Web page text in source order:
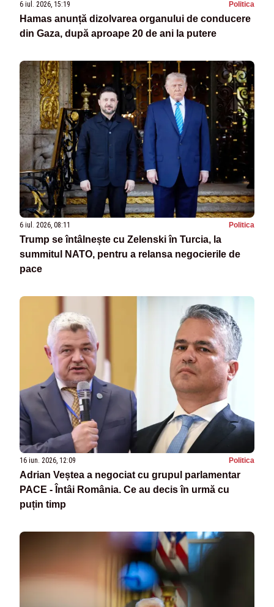
6 iul. 2026, 15:19 Politica
Hamas anunță dizolvarea organului de conducere
din Gaza, după aproape 20 de ani la putere
6 iul. 2026, 08:11 Politica
Trump se întâlnește cu Zelenski în Turcia, la
summitul NATO, pentru a relansa negocierile de
pace
16 iun. 2026, 12:09 Politica
Adrian Veștea a negociat cu grupul parlamentar
PACE - Întâi România. Ce au decis în urmă cu
puțin timp